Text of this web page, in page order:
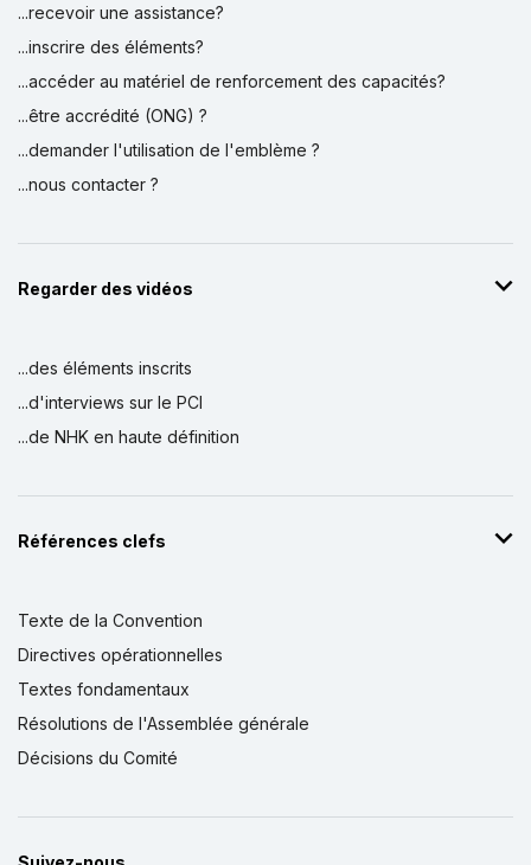
...recevoir une assistance?
...inscrire des éléments?
...accéder au matériel de renforcement des capacités?
...être accrédité (ONG) ?
...demander l'utilisation de l'emblème ?
...nous contacter ?
Regarder des vidéos
...des éléments inscrits
...d'interviews sur le PCI
...de NHK en haute définition
Références clefs
Texte de la Convention
Directives opérationnelles
Textes fondamentaux
Résolutions de l'Assemblée générale
Décisions du Comité